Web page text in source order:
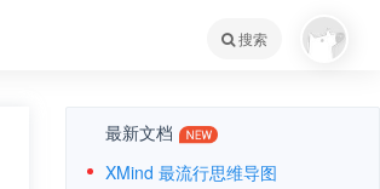
搜索
最新文档
XMind 最流行思维导图